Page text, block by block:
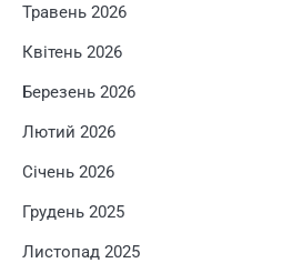
Травень 2026
Квітень 2026
Березень 2026
Лютий 2026
Січень 2026
Грудень 2025
Листопад 2025